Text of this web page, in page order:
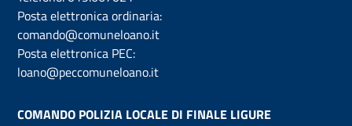
Posta elettronica ordinaria:
comando@comuneloano.it
Posta elettronica PEC:
loano@peccomuneloano.it
COMANDO POLIZIA LOCALE DI FINALE LIGURE